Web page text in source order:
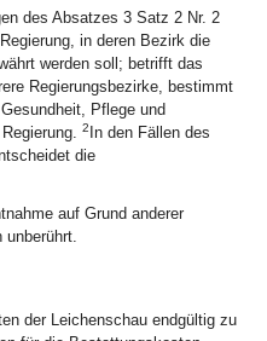
des Absatzes 3 Satz 2 Nr. 2
in deren Bezirk die
werden soll; betrifft das
Regierungsbezirke, bestimmt
Pflege und
2 In den Fällen des
die
auf Grund anderer
unberührt.
der Leichenschau endgültig zu